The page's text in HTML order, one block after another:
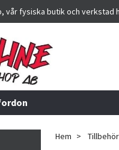
vår fysiska butik och verkstad
Hem